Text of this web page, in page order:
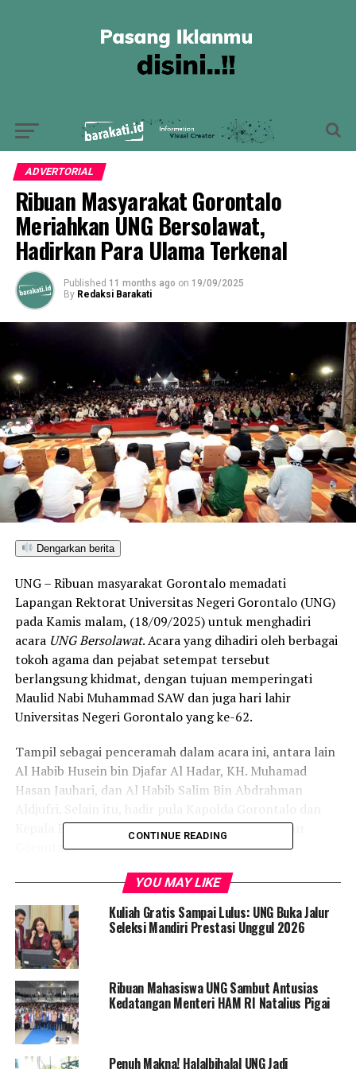
ADVERTORIAL
Ribuan Masyarakat Gorontalo
Meriahkan UNG Bersolawat,
Hadirkan Para Ulama Terkenal
Published 11 months ago on 19/09/2025
By Redaksi Barakati
Dengarkan berita
UNG – Ribuan masyarakat Gorontalo memadati
Lapangan Rektorat Universitas Negeri Gorontalo (UNG)
pada Kamis malam, (18/09/2025) untuk menghadiri
acara UNG Bersolawat. Acara yang dihadiri oleh berbagai
tokoh agama dan pejabat setempat tersebut
berlangsung khidmat, dengan tujuan memperingati
Maulid Nabi Muhammad SAW dan juga hari lahir
Universitas Negeri Gorontalo yang ke-62.
Tampil sebagai penceramah dalam acara ini, antara lain
Al Habib Husein bin Djafar Al Hadar, KH. Muhamad
Hasan Jauhari, dan Al Habib Salim Bin Abdrahman
Kepala Bapeda Gorontalo yang mewakili Gubernur
Gorontalo.
Rektor UNG, Edwar Wolok, dalam sambutannya
menyampaikan makna penting dari acara ini, yaitu
untuk memperingati Maulid Nabi Muhammad SAW serta
memperingati sejarah lahirnya UNG yang dimulai pada
tahun 1963.
merupakan bulan kelahiran Nabi Muhammad, tetapi juga
menjadi saksi sejarah penting bagi Universitas Negeri
Gorontalo,” kata Edwar Wolok.
CONTINUE READING
YOU MAY LIKE
Kuliah Gratis Sampai Lulus: UNG Buka Jalur
Seleksi Mandiri Prestasi Unggul 2026
Ribuan Mahasiswa UNG Sambut Antusias
Kedatangan Menteri HAM RI Natalius Pigai
Penuh Makna! Halalbihalal UNG Jadi